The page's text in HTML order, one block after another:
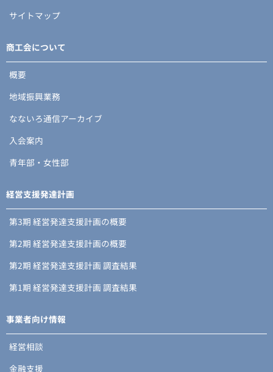
サイトマップ
商工会について
概要
地域振興業務
なないろ通信アーカイブ
入会案内
青年部・女性部
経営支援発達計画
第3期 経営発達支援計画の概要
第2期 経営発達支援計画の概要
第2期 経営発達支援計画 調査結果
第1期 経営発達支援計画 調査結果
事業者向け情報
経営相談
金融支援